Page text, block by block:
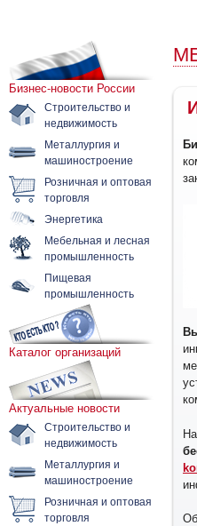
Бизнес-новости России
Строительство и
недвижимость
Металлургия и
машиностроение
Розничная и оптовая
торговля
Энергетика
Мебельная и лесная
промышленность
Пищевая
промышленность
Каталог организаций
Актуальные новости
Строительство и
недвижимость
Металлургия и
машиностроение
Розничная и оптовая
торговля